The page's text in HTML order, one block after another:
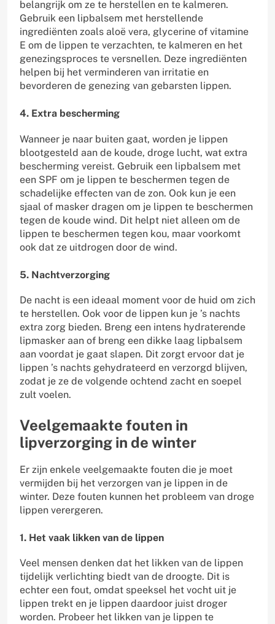
belangrijk om ze te herstellen en te kalmeren.
Gebruik een lipbalsem met herstellende
ingrediënten zoals aloë vera, glycerine of vitamine
E om de lippen te verzachten, te kalmeren en het
genezingsproces te versnellen. Deze ingrediënten
helpen bij het verminderen van irritatie en
bevorderen de genezing van gebarsten lippen.
4. Extra bescherming
Wanneer je naar buiten gaat, worden je lippen
blootgesteld aan de koude, droge lucht, wat extra
bescherming vereist. Gebruik een lipbalsem met
een SPF om je lippen te beschermen tegen de
schadelijke effecten van de zon. Ook kun je een
sjaal of masker dragen om je lippen te beschermen
tegen de koude wind. Dit helpt niet alleen om de
lippen te beschermen tegen kou, maar voorkomt
ook dat ze uitdrogen door de wind.
5. Nachtverzorging
De nacht is een ideaal moment voor de huid om zich
te herstellen. Ook voor de lippen kun je ’s nachts
extra zorg bieden. Breng een intens hydraterende
lipmasker aan of breng een dikke laag lipbalsem
aan voordat je gaat slapen. Dit zorgt ervoor dat je
lippen ’s nachts gehydrateerd en verzorgd blijven,
zodat je ze de volgende ochtend zacht en soepel
zult voelen.
Veelgemaakte fouten in
lipverzorging in de winter
Er zijn enkele veelgemaakte fouten die je moet
vermijden bij het verzorgen van je lippen in de
winter. Deze fouten kunnen het probleem van droge
lippen verergeren.
1. Het vaak likken van de lippen
Veel mensen denken dat het likken van de lippen
tijdelijk verlichting biedt van de droogte. Dit is
echter een fout, omdat speeksel het vocht uit je
lippen trekt en je lippen daardoor juist droger
worden. Probeer het likken van je lippen te